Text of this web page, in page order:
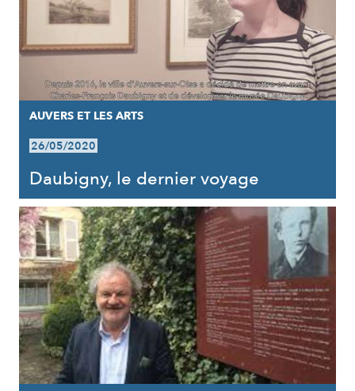
AUVERS ET LES ARTS
26/05/2020
Daubigny, le dernier voyage